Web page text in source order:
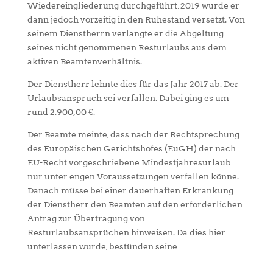
Wiedereingliederung durchgeführt, 2019 wurde er
dann jedoch vorzeitig in den Ruhestand versetzt. Von
seinem Dienstherrn verlangte er die Abgeltung
seines nicht genommenen Resturlaubs aus dem
aktiven Beamtenverhältnis.
Der Dienstherr lehnte dies für das Jahr 2017 ab. Der
Urlaubsanspruch sei verfallen. Dabei ging es um
rund 2.900,00 €.
Der Beamte meinte, dass nach der Rechtsprechung
des Europäischen Gerichtshofes (EuGH) der nach
EU-Recht vorgeschriebene Mindestjahresurlaub
nur unter engen Voraussetzungen verfallen könne.
Danach müsse bei einer dauerhaften Erkrankung
der Dienstherr den Beamten auf den erforderlichen
Antrag zur Übertragung von
Resturlaubsansprüchen hinweisen. Da dies hier
unterlassen wurde, bestünden seine